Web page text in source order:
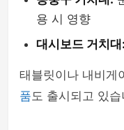
용 시 영향
대시보드 거치대:
태블릿이나 내비게
품도 출시되고 있습